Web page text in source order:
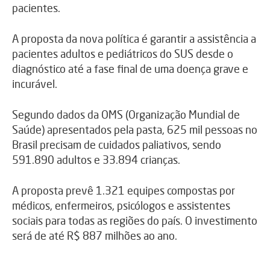
pacientes.
A proposta da nova política é garantir a assistência a
pacientes adultos e pediátricos do SUS desde o
diagnóstico até a fase final de uma doença grave e
incurável.
Segundo dados da OMS (Organização Mundial de
Saúde) apresentados pela pasta, 625 mil pessoas no
Brasil precisam de cuidados paliativos, sendo
591.890 adultos e 33.894 crianças.
A proposta prevê 1.321 equipes compostas por
médicos, enfermeiros, psicólogos e assistentes
sociais para todas as regiões do país. O investimento
será de até R$ 887 milhões ao ano.